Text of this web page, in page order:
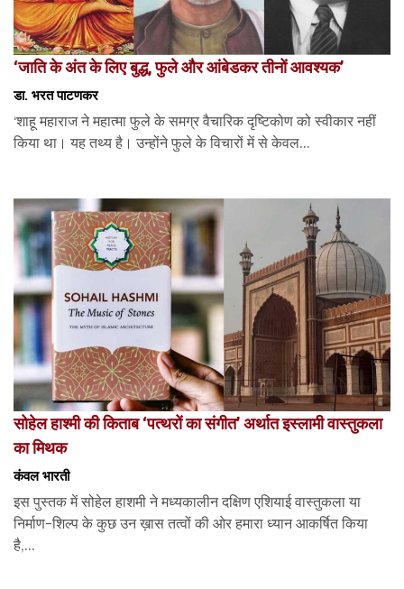
‘जाति के अंत के लिए बुद्ध, फुले और आंबेडकर तीनों आवश्यक’
डा. भरत पाटणकर
‘शाहू महाराज ने महात्मा फुले के समग्र वैचारिक दृष्टिकोण को स्वीकार नहीं
किया था। यह तथ्य है। उन्होंने फुले के विचारों में से केवल...
सोहेल हाश्मी की किताब ‘पत्थरों का संगीत’ अर्थात इस्लामी वास्तुकला
का मिथक
कंवल भारती
इस पुस्तक में सोहेल हाशमी ने मध्यकालीन दक्षिण एशियाई वास्तुकला या
निर्माण-शिल्प के कुछ उन ख़ास तत्वों की ओर हमारा ध्यान आकर्षित किया
है,...